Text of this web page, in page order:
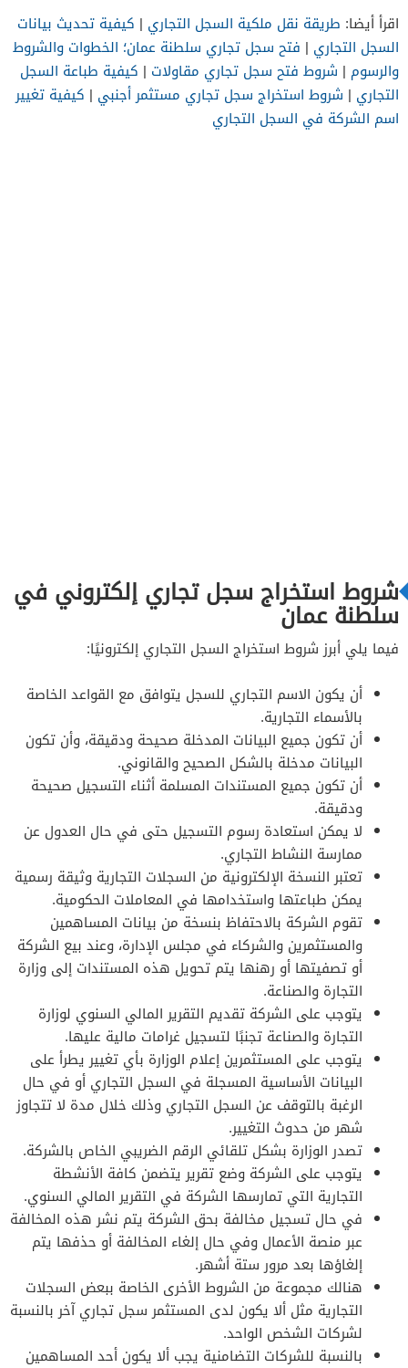
اقرأ أيضا: طريقة نقل ملكية السجل التجاري | كيفية تحديث بيانات
السجل التجاري | فتح سجل تجاري سلطنة عمان؛ الخطوات والشروط
والرسوم | شروط فتح سجل تجاري مقاولات | كيفية طباعة السجل
التجاري | شروط استخراج سجل تجاري مستثمر أجنبي | كيفية تغيير
اسم الشركة في السجل التجاري
شروط استخراج سجل تجاري إلكتروني في
سلطنة عمان
فيما يلي أبرز شروط استخراج السجل التجاري إلكترونيًا:
أن يكون الاسم التجاري للسجل يتوافق مع القواعد الخاصة
بالأسماء التجارية.
أن تكون جميع البيانات المدخلة صحيحة ودقيقة، وأن تكون
البيانات مدخلة بالشكل الصحيح والقانوني.
أن تكون جميع المستندات المسلمة أثناء التسجيل صحيحة
ودقيقة.
لا يمكن استعادة رسوم التسجيل حتى في حال العدول عن
ممارسة النشاط التجاري.
تعتبر النسخة الإلكترونية من السجلات التجارية وثيقة رسمية
يمكن طباعتها واستخدامها في المعاملات الحكومية.
تقوم الشركة بالاحتفاظ بنسخة من بيانات المساهمين
والمستثمرين والشركاء في مجلس الإدارة، وعند بيع الشركة
أو تصفيتها أو رهنها يتم تحويل هذه المستندات إلى وزارة
التجارة والصناعة.
يتوجب على الشركة تقديم التقرير المالي السنوي لوزارة
التجارة والصناعة تجنبًا لتسجيل غرامات مالية عليها.
يتوجب على المستثمرين إعلام الوزارة بأي تغيير يطرأ على
البيانات الأساسية المسجلة في السجل التجاري أو في حال
الرغبة بالتوقف عن السجل التجاري وذلك خلال مدة لا تتجاوز
شهر من حدوث التغيير.
تصدر الوزارة بشكل تلقائي الرقم الضريبي الخاص بالشركة.
يتوجب على الشركة وضع تقرير يتضمن كافة الأنشطة
التجارية التي تمارسها الشركة في التقرير المالي السنوي.
في حال تسجيل مخالفة بحق الشركة يتم نشر هذه المخالفة
عبر منصة الأعمال وفي حال إلغاء المخالفة أو حذفها يتم
إلغاؤها بعد مرور ستة أشهر.
هنالك مجموعة من الشروط الأخرى الخاصة ببعض السجلات
التجارية مثل ألا يكون لدى المستثمر سجل تجاري آخر بالنسبة
لشركات الشخص الواحد.
بالنسبة للشركات التضامنية يجب ألا يكون أحد المساهمين